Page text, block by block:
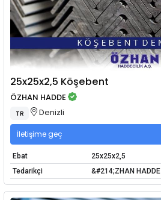
25x25x2,5 Köşebent
ÖZHAN HADDE
TR Denizli
İletişime geç
Ebat
25x25x2,5
Tedarikçi
&#214;ZHAN HADDE